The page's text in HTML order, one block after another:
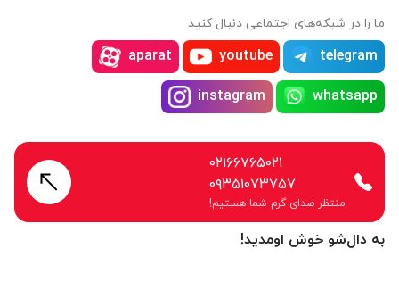
به دال‌شو خوش اومدید!
ما را در شبکه‌های اجتماعی دنبال کنید
telegram
youtube
aparat
whatsapp
instagram
۰۲۱۶۶۷۶۵۰۲۱
۰۹۳۵۱۰۷۳۷۵۷
منتظر صدای گرم شما هستیم!